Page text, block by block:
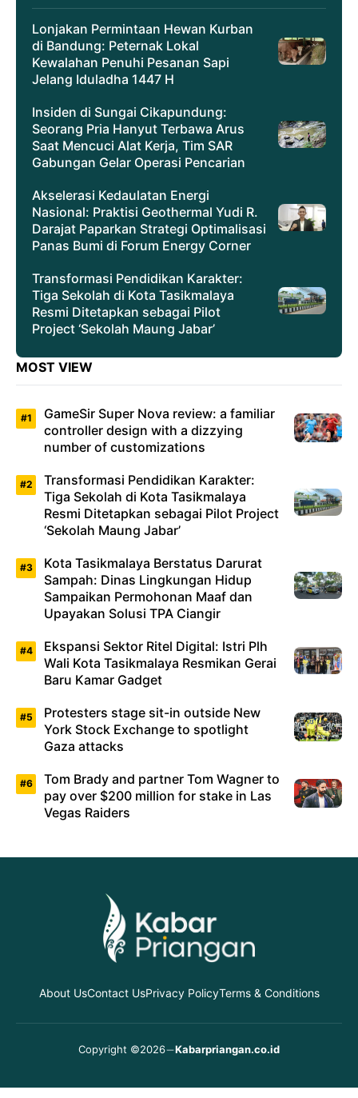
Lonjakan Permintaan Hewan Kurban
di Bandung: Peternak Lokal
Kewalahan Penuhi Pesanan Sapi
Jelang Iduladha 1447 H
Insiden di Sungai Cikapundung:
Seorang Pria Hanyut Terbawa Arus
Saat Mencuci Alat Kerja, Tim SAR
Gabungan Gelar Operasi Pencarian
Akselerasi Kedaulatan Energi
Nasional: Praktisi Geothermal Yudi R.
Darajat Paparkan Strategi Optimalisasi
Panas Bumi di Forum Energy Corner
Transformasi Pendidikan Karakter:
Tiga Sekolah di Kota Tasikmalaya
Resmi Ditetapkan sebagai Pilot
Project ‘Sekolah Maung Jabar’
MOST VIEW
GameSir Super Nova review: a familiar
controller design with a dizzying
number of customizations
Transformasi Pendidikan Karakter:
Tiga Sekolah di Kota Tasikmalaya
Resmi Ditetapkan sebagai Pilot Project
‘Sekolah Maung Jabar’
Kota Tasikmalaya Berstatus Darurat
Sampah: Dinas Lingkungan Hidup
Sampaikan Permohonan Maaf dan
Upayakan Solusi TPA Ciangir
Ekspansi Sektor Ritel Digital: Istri Plh
Wali Kota Tasikmalaya Resmikan Gerai
Baru Kamar Gadget
Protesters stage sit-in outside New
York Stock Exchange to spotlight
Gaza attacks
Tom Brady and partner Tom Wagner to
pay over $200 million for stake in Las
Vegas Raiders
About UsContact UsPrivacy PolicyTerms & Conditions
Copyright ©2026 Kabarpriangan.co.id